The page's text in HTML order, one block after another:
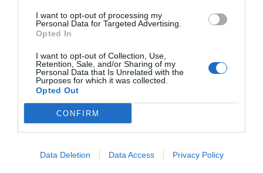
I want to opt-out of processing my
Personal Data for Targeted Advertising.
Opted In
I want to opt-out of Collection, Use,
Retention, Sale, and/or Sharing of my
Personal Data that Is Unrelated with the
Purposes for which it was collected.
Opted Out
CONFIRM
Data Deletion Data Access Privacy Policy
ανάγκες της παραγωγής.
ξενοδοχείο δεχόταν βροχή από κρατήσεις, με πολλούς
(νεόπλουτους, κατά κανόνα) πελάτες να τηλεφωνούν
και να ρωτούν αν μπορούν να κλείσουν ξαπλώστρα
δίπλα στην πισίνα όπου ο Κωνσταντάρας πάθαινε…
κρίση μέσης προσπαθώντας να το παίξει αθλητικός!